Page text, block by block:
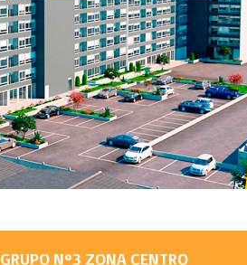
GRUPO N°3 ZONA CENTRO